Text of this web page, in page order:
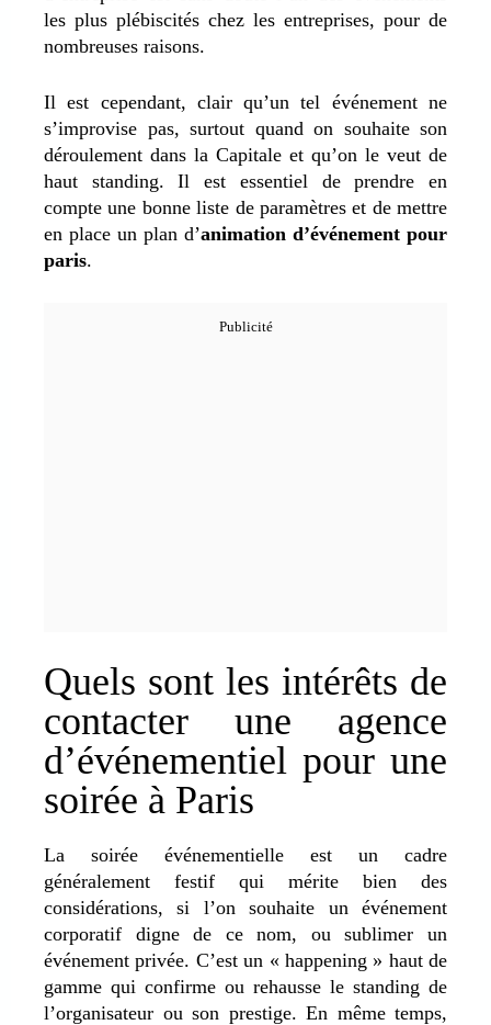
les plus plébiscités chez les entreprises, pour de
nombreuses raisons.
Il est cependant, clair qu’un tel événement ne
s’improvise pas, surtout quand on souhaite son
déroulement dans la Capitale et qu’on le veut de
haut standing. Il est essentiel de prendre en
compte une bonne liste de paramètres et de mettre
en place un plan d’animation d’événement pour
paris.
Quels sont les intérêts de
contacter une agence
d’événementiel pour une
soirée à Paris
La soirée événementielle est un cadre
généralement festif qui mérite bien des
considérations, si l’on souhaite un événement
corporatif digne de ce nom, ou sublimer un
événement privée. C’est un « happening » haut de
gamme qui confirme ou rehausse le standing de
l’organisateur ou son prestige. En même temps,